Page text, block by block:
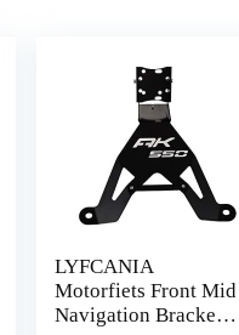
LYFCANIA
Motorfiets Front Mid
Navigation Bracket